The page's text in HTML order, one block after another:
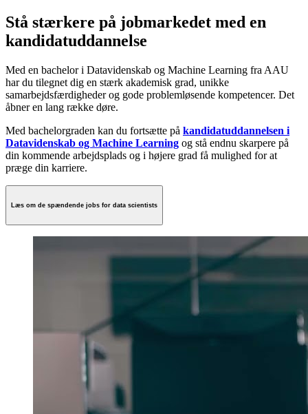
Stå stærkere på jobmarkedet med en
kandidatuddannelse
Med en bachelor i Datavidenskab og Machine Learning fra AAU
har du tilegnet dig en stærk akademisk grad, unikke
samarbejdsfærdigheder og gode problemløsende kompetencer. Det
åbner en lang række døre.
Med bachelorgraden kan du fortsætte på kandidatuddannelsen i
Datavidenskab og Machine Learning og stå endnu skarpere på
din kommende arbejdsplads og i højere grad få mulighed for at
præge din karriere.
Læs om de spændende jobs for data scientists